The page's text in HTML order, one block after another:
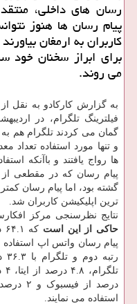
رسان های داخلی،
پیام رسان ها هنوز
کاربران به ارمغان
برای ابراز سخنان خود
می روند.
به گزارش کارکادو به نقل
گمان می کردند تلگرام هم
و تنها مورد استفاده تعداد
ها رواج یافتند و باآنکه
پیام رسان که در مقطعی از
گشته بود، اما پیام رسان
ترین اپلیکیشن کاربران شد.
نتایج نظرسنجی مرکز
حاکی از این است
استفاده می نمایند.